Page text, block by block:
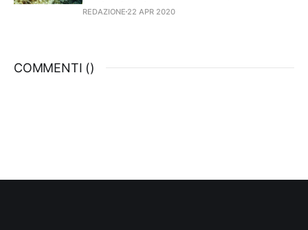
pescatori subacquei, di una patologia nota
ore a quote me-dio alte, generalmente oltre
REDAZIONE 22 APR 2020
COMMENTI ()